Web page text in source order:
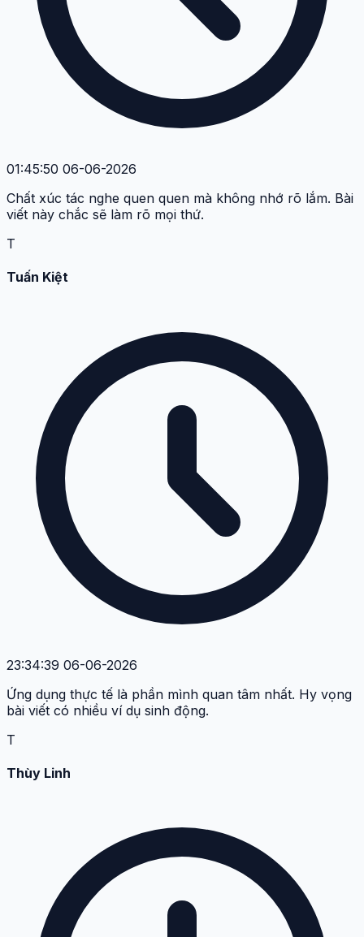
01:45:50 06-06-2026
Chất xúc tác nghe quen quen mà không nhớ rõ lắm. Bài
viết này chắc sẽ làm rõ mọi thứ.
T
Tuấn Kiệt
23:34:39 06-06-2026
Ứng dụng thực tế là phần mình quan tâm nhất. Hy vọng
bài viết có nhiều ví dụ sinh động.
T
Thùy Linh